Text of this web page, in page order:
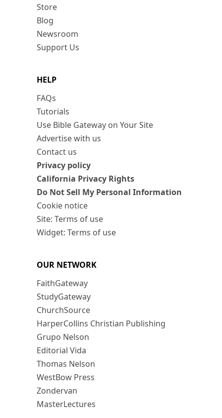
Store
Blog
Newsroom
Support Us
HELP
FAQs
Tutorials
Use Bible Gateway on Your Site
Advertise with us
Contact us
Privacy policy
California Privacy Rights
Do Not Sell My Personal Information
Cookie notice
Site: Terms of use
Widget: Terms of use
OUR NETWORK
FaithGateway
StudyGateway
ChurchSource
HarperCollins Christian Publishing
Grupo Nelson
Editorial Vida
Thomas Nelson
WestBow Press
Zondervan
MasterLectures